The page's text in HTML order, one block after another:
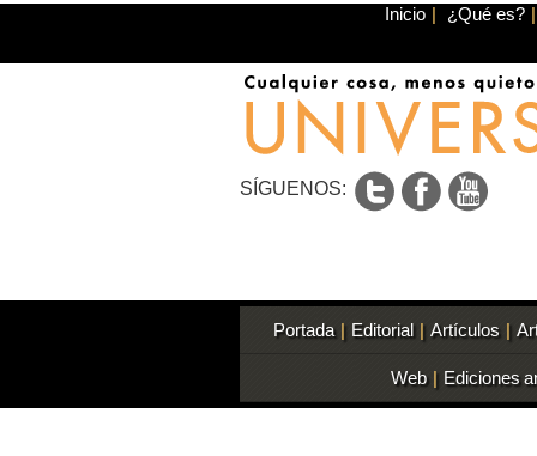
Inicio | ¿Qué es? |
SÍGUENOS:
Portada | Editorial | Artículos |
Web | Ediciones